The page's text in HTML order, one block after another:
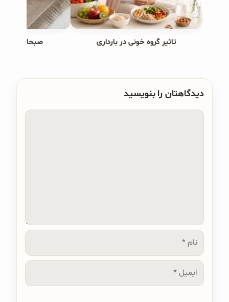
تاثیر گروه خونی در بارداری صبحانه های
دیدگاهتان را بنویسید
نام
ایمیل